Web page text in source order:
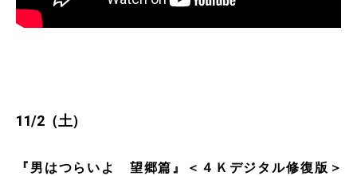
11/2（土）
『男はつらいよ 望郷篇』＜４Ｋデジタル修復版＞